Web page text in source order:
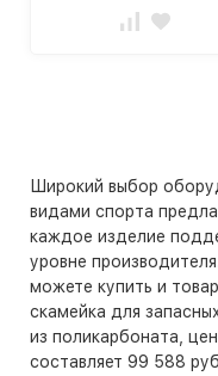
Широкий выбор
видами спорта
каждое изделие
уровне
можете купить и
скамейка для
из поликарбоната,
составляет 99 588